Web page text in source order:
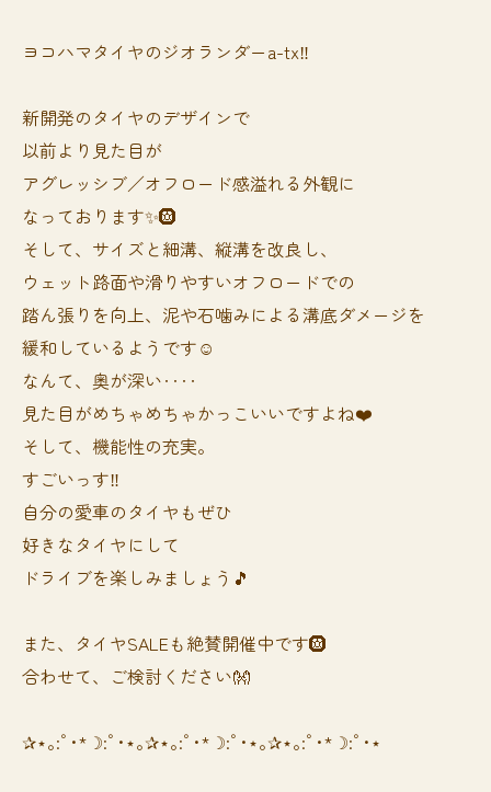
ヨコハマタイヤのジオランダーa-tx‼️
新開発のタイヤのデザインで
以前より見た目が
アグレッシブ／オフロード感溢れる外観に
なっております✨🛞
そして、サイズと細溝、縦溝を改良し、
ウェット路面や滑りやすいオフロードでの
踏ん張りを向上、泥や石噛みによる溝底ダメージを
緩和しているようです☺️
なんて、奥が深い‥‥
見た目がめちゃめちゃかっこいいですよね❤️
そして、機能性の充実。
すごいっす‼️
自分の愛車のタイヤもぜひ
好きなタイヤにして
ドライブを楽しみましょう🎵
また、タイヤSALEも絶賛開催中です🛞
合わせて、ご検討ください👐
✰⋆｡:ﾟ･*☽:ﾟ･⋆｡✰⋆｡:ﾟ･*☽:ﾟ･⋆｡✰⋆｡:ﾟ･*☽:ﾟ･⋆